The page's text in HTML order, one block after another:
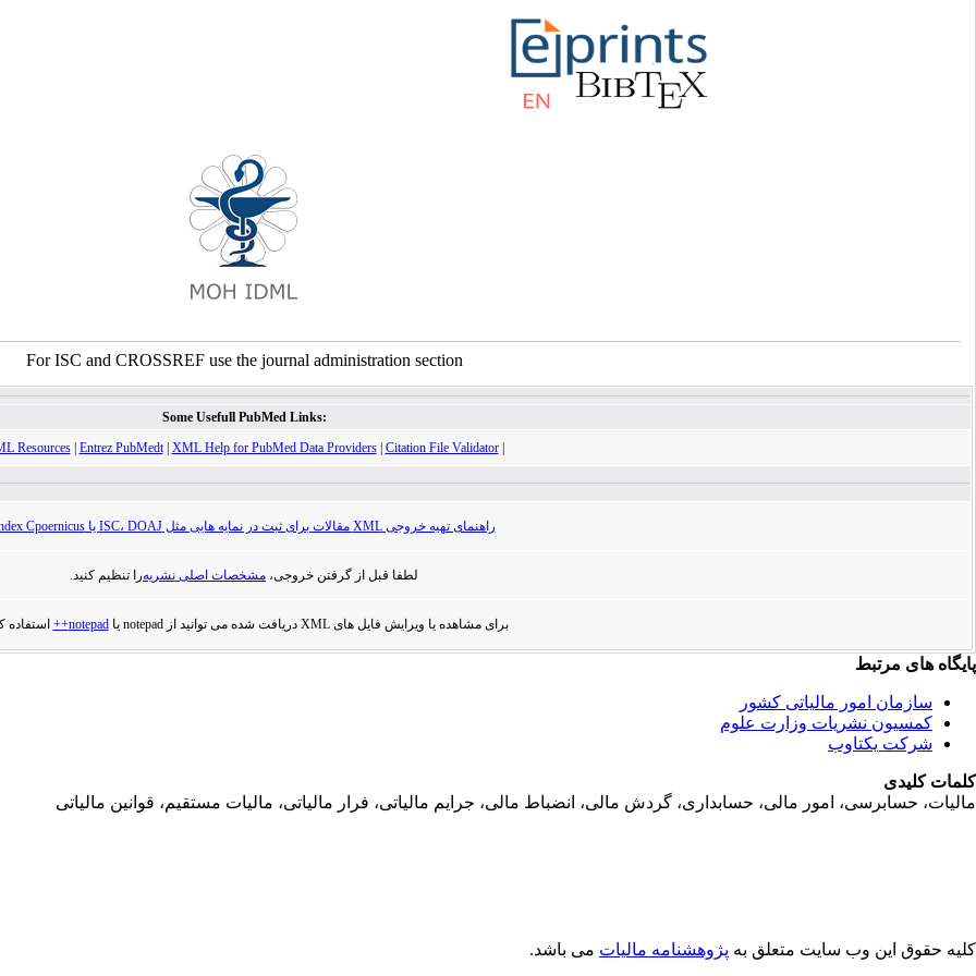
For ISC and CROSSREF use the journal administration section
Some Usefull PubMed Links:
Resources| Entrez PubMedt| XML Help for PubMed Data Providers| Citation File Validator|
راهنمای تهیه خروجی XML مقالات برای ثبت در نمایه هایی مثل ISC، DOAJ یا Index Cpoernicus
لطفا قبل از گرفتن خروجی، مشخصات اصلی نشریهرا تنظیم کنید.
برای مشاهده یا ویرایش فایل های XML دریافت شده می توانید از notepad یا notepad++ استفاده
پایگاه های مرتبط
سازمان امور مالياتی کشور
کمسیون نشریات وزارت علوم
شرکت یکتاوب
کلمات کلیدی
ماليات، حسابرسی، امور مالی، حسابداری، گردش مالی، انضباط مالی، جرايم مالياتی، فرار مالياتی، ماليات مستقيم، قوانين مالياتی
کلیه حقوق این وب سایت متعلق به پژوهشنامه مالیات می باشد.